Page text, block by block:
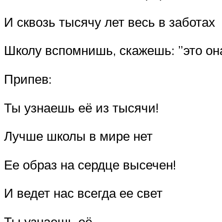
И сквозь тысячу лет весь в заботах
Школу вспомнишь, скажешь: ”это
Припев:
Ты узнаешь её из тысячи!
Лучше школы в мире нет
Ее образ на сердце высечен!
И ведет нас всегда ее свет